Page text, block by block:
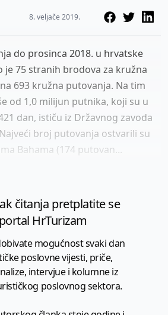
8. veljače 2019.
do prosinca 2018. u hrvatske
je 75 stranih brodova za kružna
693 kružna putovanja. Na tim
od 1,0 milijun putnika, koji su u
dan, ističu iz Državnog zavoda
broj putovanja ostvarili su
Bahama (174 putovan...
čitanja pretplatite se
HrTurizam
mogućnost svaki dan
poslovne vijesti, priče,
intervjue i kolumne iz
poslovnog sektora.